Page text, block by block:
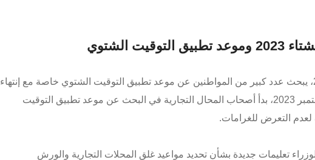
الشتوي
مواعيد غلق المحلات في الشتاء 2023، يبحث عدد كبير من المواطنين عن موعد تطبيق التوقيت الشتوي خاصة مع إنتهاء
فصل الصيف بشكل رسمي يوم 23سبتمبر 2023، بدأ أصحاب المحال التجارية في البحث عن موعد تطبيق التوقيت
لعدم التعرض للغرامات.
تعليمات جديدة بشأن تحديد مواعيد غلق المحلات التجارية والورش